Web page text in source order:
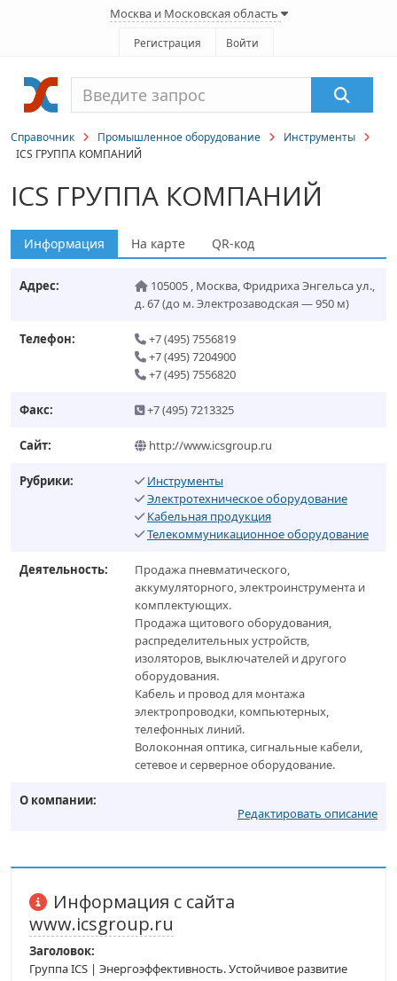
Москва и Московская область
Регистрация Войти
Справочник Промышленное оборудование
Инструменты
ICS ГРУППА КОМПАНИЙ
ICS ГРУППА КОМПАНИЙ
Информация На карте QR-код
Адрес: 105005 , Москва,Фридриха Энгельса ул.,
д. 67(до м. Электрозаводская — 950 м)
Телефон:
+7 (495) 7556819
+7 (495) 7204900
+7 (495) 7556820
Факс: +7 (495) 7213325
Сайт: http://www.icsgroup.ru
Рубрики:
Инструменты
Электротехническое оборудование
Кабельная продукция
Телекоммуникационное оборудование
Деятельность:
Продажа пневматического,
аккумуляторного, электроинструмента и
комплектующих.
Продажа щитового оборудования,
распределительных устройств,
изоляторов, выключателей и другого
оборудования.
Кабель и провод для монтажа
электропроводки, компьютерных,
телефонных линий.
Волоконная оптика, сигнальные кабели,
сетевое и серверное оборудование.
О компании:
Редактировать описание
Информация с сайта
www.icsgroup.ru
Заголовок:
Группа ICS | Энергоэффективность. Устойчивое развитие